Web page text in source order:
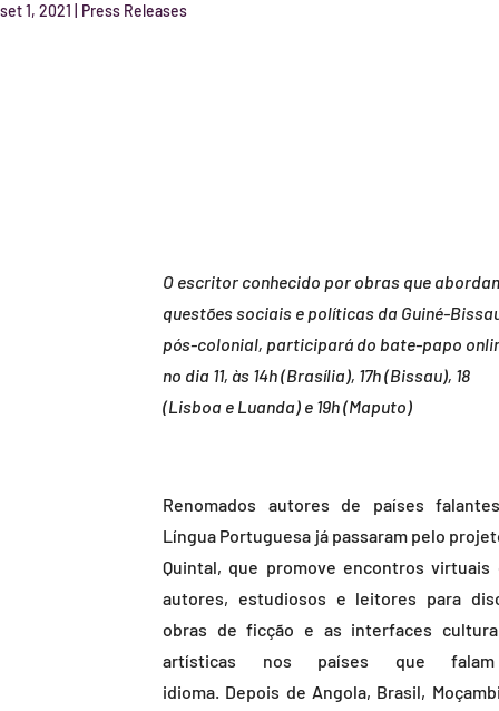
set 1, 2021 Press Releases
O escritor conhecido por obras que
questões sociais e políticas da Guiné-
pós-colonial, participará do bate-papo
no dia 11, às 14h (Brasília), 17h (Bissau), 18
(Lisboa e Luanda) e 19h (Maputo)
Renomados autores de países
Língua Portuguesa já passaram pelo
Quintal, que promove encontros virtuais
autores, estudiosos e leitores para
obras de ficção e as interfaces
artísticas nos países que
idioma. Depois de Angola, Brasil,